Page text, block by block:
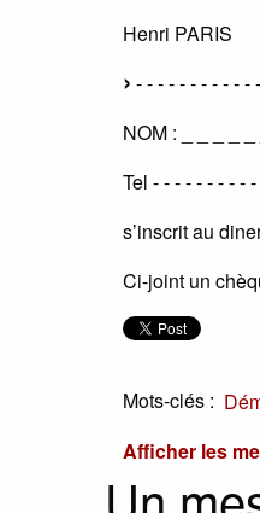
Henri PARIS
- - - - - - - - - - -
NOM : _ _ _ _ _
Tel - - - - - - - - -
s’inscrit au
Ci-joint un
Mots-clés :
Afficher les
Un